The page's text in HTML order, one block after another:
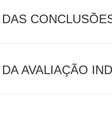
AVALIAÇÃO